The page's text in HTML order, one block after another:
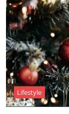
Lifestyle